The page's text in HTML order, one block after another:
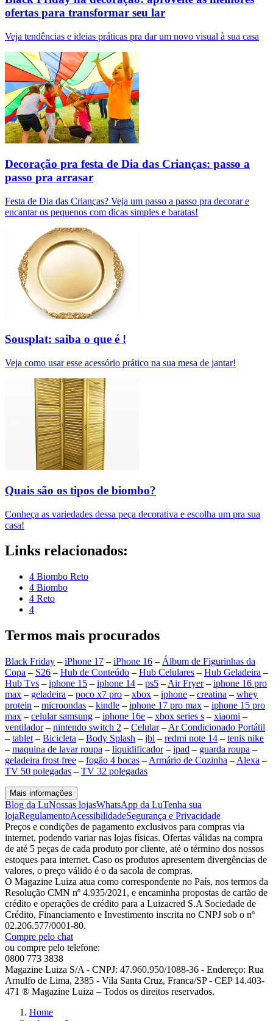
ofertas para transformar seu lar
Veja tendências e ideias práticas pra dar um novo visual à sua casa
Decoração pra festa de Dia das Crianças: passo a
passo pra arrasar
Festa de Dia das Crianças? Veja um passo a passo pra decorar e
encantar os pequenos com dicas simples e baratas!
Sousplat: saiba o que é !
Veja como usar esse acessório prático na sua mesa de jantar!
Quais são os tipos de biombo?
Conheça as variedades dessa peça decorativa e escolha um pra sua
casa!
Links relacionados:
4 Biombo Reto
4 Biombo
4 Reto
4
Termos mais procurados
Black Friday – iPhone 17 – iPhone 16 – Álbum de Figurinhas da
Copa – S26 – Hub de Conteúdo – Hub Celulares – Hub Geladeira –
Hub Tvs – iphone 15 – iphone 14 – ps5 – Air Fryer– iphone 16 pro
max – geladeira – poco x7 pro – xbox – iphone – creatina – whey
protein – microondas – kindle – iphone 17 pro max – iphone 15 pro
max – celular samsung – iphone 16e – xbox series s – xiaomi –
ventilador– nintendo switch 2 – Celular– Ar Condicionado Portátil
– tablet – Bicicleta – Body Splash – jbl – redmi note 14 – tenis nike
– maquina de lavar roupa – liquidificador– ipad – guarda roupa –
geladeira frost free – fogão 4 bocas – Armário de Cozinha – Alexa –
TV 50 polegadas – TV 32 polegadas
Mais informações
Blog da LuNossas lojasWhatsApp da LuTenha sua
lojaRegulamentoAcessibilidadeSegurança e Privacidade
Preços e condições de pagamento exclusivos para compras via
internet, podendo variar nas lojas físicas. Ofertas válidas na compra
de até 5 peças de cada produto por cliente, até o término dos nossos
estoques para internet. Caso os produtos apresentem divergências de
valores, o preço válido é o da sacola de compras.
O Magazine Luiza atua como correspondente no País, nos termos da
Resolução CMN nº 4.935/2021, e encaminha propostas de cartão de
crédito e operações de crédito para a Luizacred S.A Sociedade de
Crédito, Financiamento e Investimento inscrita no CNPJ sob o nº
02.206.577/0001-80.
Compre pelo chat
ou compre pelo telefone:
0800 773 3838
Magazine Luiza S/A - CNPJ: 47.960.950/1088-36 - Endereço: Rua
Arnulfo de Lima, 2385 - Vila Santa Cruz, Franca/SP - CEP 14.403-
471 ® Magazine Luiza – Todos os direitos reservados.
Home